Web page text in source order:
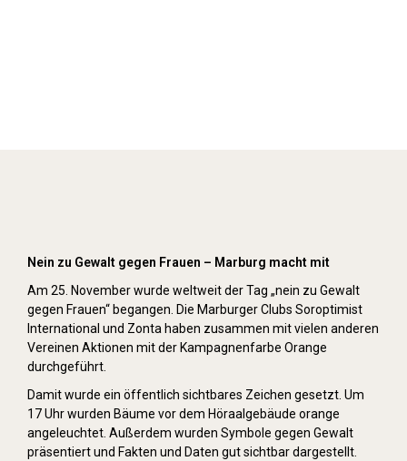
Nein zu Gewalt gegen Frauen – Marburg macht mit
Am 25. November wurde weltweit der Tag „nein zu Gewalt
gegen Frauen“ begangen. Die Marburger Clubs Soroptimist
International und Zonta haben zusammen mit vielen anderen
Vereinen Aktionen mit der Kampagnenfarbe Orange
durchgeführt.
Damit wurde ein öffentlich sichtbares Zeichen gesetzt. Um
17 Uhr wurden Bäume vor dem Höraalgebäude orange
angeleuchtet. Außerdem wurden Symbole gegen Gewalt
präsentiert und Fakten und Daten gut sichtbar dargestellt.